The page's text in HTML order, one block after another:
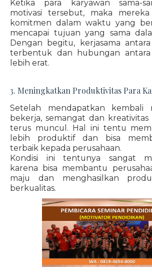
Ketika para karyawan sama-
motivasi tersebut, maka
komitmen dalam waktu yang
mencapai tujuan yang sama
Dengan begitu, kerjasama
terbentuk dan hubungan antara
lebih erat.
3. Meningkatkan Produktivitas Para
Setelah mendapatkan kembali
bekerja, semangat dan kreativitas
terus muncul. Hal ini tentu
lebih produktif dan bisa
terbaik kepada perusahaan.
Kondisi ini tentunya sangat
karena bisa membantu
maju dan menghasilkan
berkualitas.